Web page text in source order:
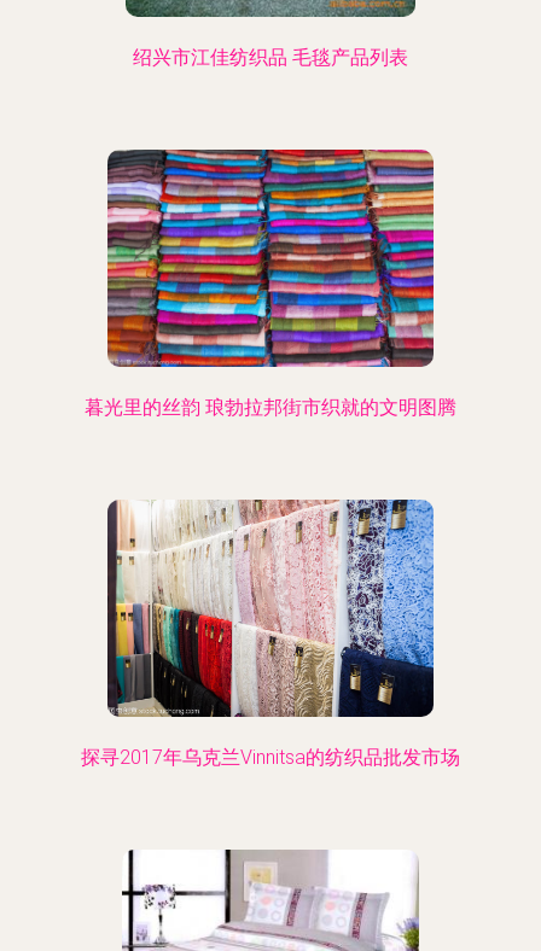
绍兴市江佳纺织品 毛毯产品列表
暮光里的丝韵 琅勃拉邦街市织就的文明图腾
探寻2017年乌克兰Vinnitsa的纺织品批发市场